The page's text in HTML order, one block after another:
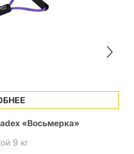
«Восьмерка»
9 кг